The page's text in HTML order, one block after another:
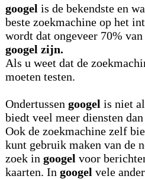
googel is de bekendste en
beste zoekmachine op het
wordt dat ongeveer 70%
googel zijn.
Als u weet dat de
moeten testen.
Ondertussen googel is niet
biedt veel meer diensten
Ook de zoekmachine zelf
kunt gebruik maken van de
zoek in googel voor
kaarten. In googel vele